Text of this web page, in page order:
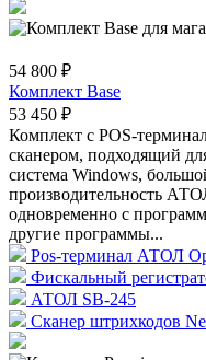
54 800 ₽
Комплект Base
53 450 ₽
Комплект с POS-
сканером, подходящий
система Windows,
производительность
одновременно с
другие программы...
Pos-терминал АТОЛ
Фискальный
АТОЛ SB-245
Сканер штрихкодов